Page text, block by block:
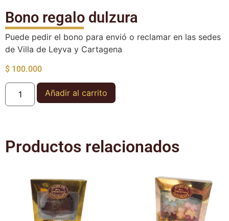
Bono regalo dulzura
Puede pedir el bono para envió o reclamar en las sedes
de Villa de Leyva y Cartagena
$ 100.000
Añadir al carrito
Productos relacionados